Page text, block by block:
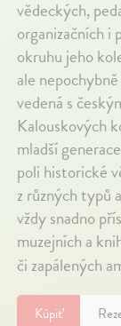
vědeckých,
organizačních
okruhu jeho
ale
vedená s
Kalouskových
mladší
poli historické
z různých typů
vždy snadno
muzejních a
či zapálených
Kúpiť